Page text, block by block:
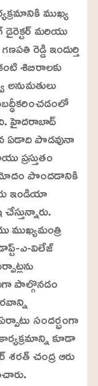
ముఖ్య
మరియు
రెడ్డి ఇందుర్తి
శిబిరాలకు
హైదరాబాద్
ఏడాది పొడవునా
ప్రస్తుతం
ఆమోదం పొందడానికి
ఇండియా
ముఖ్యమంత్రి
ఎ-విలేజ్
పాల్గొనడం
సందర్భంగా
కూడా
చంద్ర ఆరు